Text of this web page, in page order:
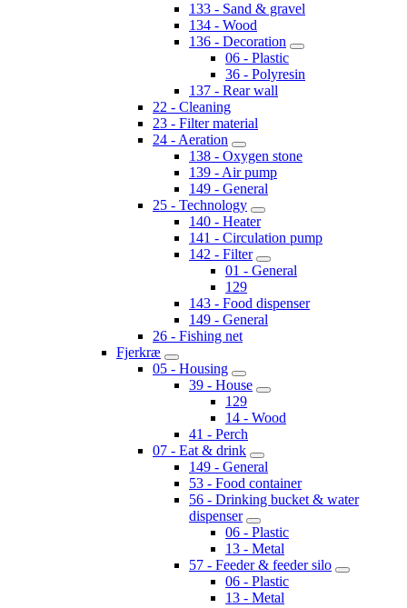
133 - Sand & gravel
134 - Wood
136 - Decoration
06 - Plastic
36 - Polyresin
137 - Rear wall
22 - Cleaning
23 - Filter material
24 - Aeration
138 - Oxygen stone
139 - Air pump
149 - General
25 - Technology
140 - Heater
141 - Circulation pump
142 - Filter
01 - General
129
143 - Food dispenser
149 - General
26 - Fishing net
Fjerkræ
05 - Housing
39 - House
129
14 - Wood
41 - Perch
07 - Eat & drink
149 - General
53 - Food container
56 - Drinking bucket & water
dispenser
06 - Plastic
13 - Metal
57 - Feeder & feeder silo
06 - Plastic
13 - Metal